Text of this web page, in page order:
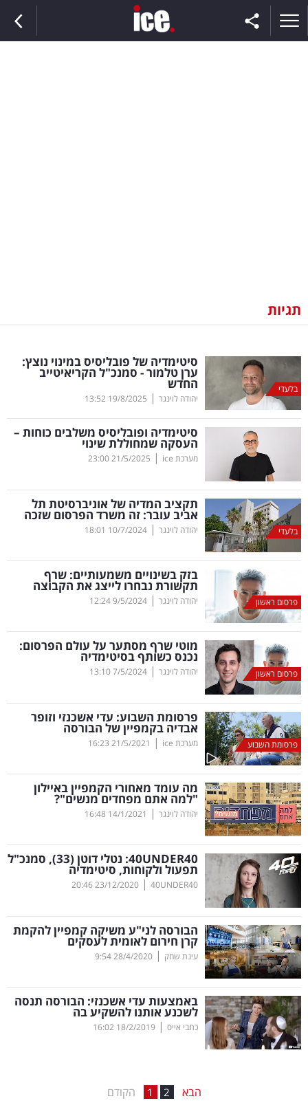
וצרכנות
דיגיטל
וטק
שיווק
ופרסום
משפט
מדדים
ומחקרים
דעות
רכילות
עסקית
קריפטו
ויראלי
טלוויזיה
עסקי
ספורט
קריירה
ולימודים
מינויים
רייטינג
רכב
בריאות
תרבות
ופנאי
תיירות
תגיות
בלעדי
סיטימדיה של פובליסיס במינוי נוצץ:
ערן טלמור - סמנכ"ל הקריאיטייב
החדש
יהודה לוינגר |
19/8/2025
13:52
סיטימדיה ופובליסיס משלבים כוחות –
העסקה שמחוללת שינוי
מערכת ice |
21/5/2025
23:00
בלעדי
תקציב המדיה של אוניברסיטת תל
אביב עובר: זה משרד הפרסום שזכה
יהודה לוינגר |
10/7/2024
18:01
פרסום ראשון
בזק בשינויים משמעותיים: שרף
תקשורת נבחרו לייצג את הקבוצה
יהודה לוינגר |
9/5/2024
12:24
פרסום ראשון
מוטי שרף מסתער על עולם הפרסום:
נכנס כשותף בסיטימדיה
יהודה לוינגר |
7/5/2024
13:10
פרסומת השבוע
פרסומת השבוע: עדי אשכנזי וזופר
אבדיה בקמפיין של הבורסה
מערכת ice |
21/5/2021
16:23
מה עומד מאחורי הקמפיין באיילון
"למה אתם מפחדים מנשים"?
יהודה לוינגר |
14/1/2021
16:48
40UNDER 40: נטלי דוטן (33), סמנכ"ל
תפעול ולקוחות, סיטימדיה
40UNDER40
|
23/12/2020
20:46
הבורסה לני"ע משיקה קמפיין להקמת
קרן חירום לאומית לעסקים
עינת שחק |
28/4/2020
9:54
באמצעות עדי אשכנזי: הבורסה תנסה
לשכנע אותנו להשקיע בה
כתבי אייס |
18/2/2019
16:02
הקודם 1 2 הבא